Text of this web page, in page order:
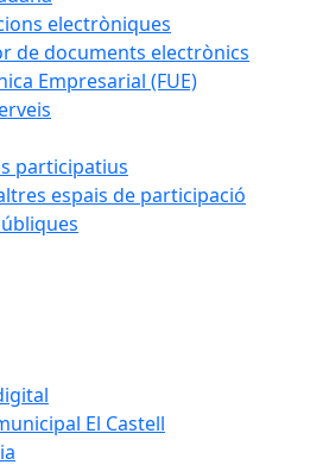
electròniques
de documents electrònics
Empresarial (FUE)
participatius
espais de participació
El Castell